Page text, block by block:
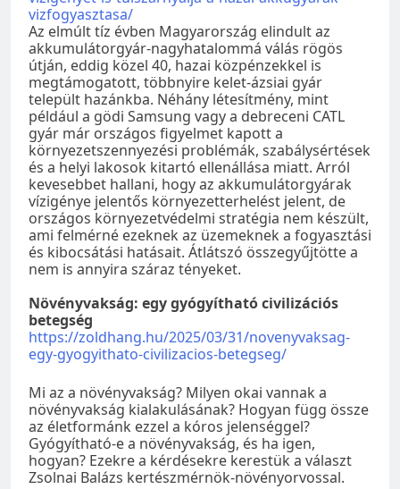
vizfogyasztasa/
Az elmúlt tíz évben Magyarország elindult az
akkumulátorgyár-nagyhatalommá válás rögös
útján, eddig közel 40, hazai közpénzekkel is
megtámogatott, többnyire kelet-ázsiai gyár
települt hazánkba. Néhány létesítmény, mint
például a gödi Samsung vagy a debreceni CATL
gyár már országos figyelmet kapott a
környezetszennyezési problémák, szabálysértések
és a helyi lakosok kitartó ellenállása miatt. Arról
kevesebbet hallani, hogy az akkumulátorgyárak
vízigénye jelentős környezetterhelést jelent, de
országos környezetvédelmi stratégia nem készült,
ami felmérné ezeknek az üzemeknek a fogyasztási
és kibocsátási hatásait. Átlátszó összegyűjtötte a
nem is annyira száraz tényeket.
Növényvakság: egy gyógyítható civilizációs
betegség
https://zoldhang.hu/2025/03/31/novenyvaksag-
egy-gyogyithato-civilizacios-betegseg/
Mi az a növényvakság? Milyen okai vannak a
növényvakság kialakulásának? Hogyan függ össze
az életformánk ezzel a kóros jelenséggel?
Gyógyítható-e a növényvakság, és ha igen,
hogyan? Ezekre a kérdésekre kerestük a választ
Zsolnai Balázs kertészmérnök-növényorvossal.